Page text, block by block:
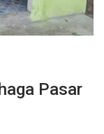
Pasar